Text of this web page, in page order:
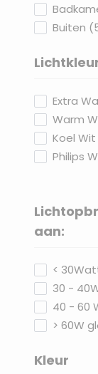
Buiten (
Extra
Warm
Koel
Philips
aan:
<
30 -
40 - 60
> 60W
Kleur